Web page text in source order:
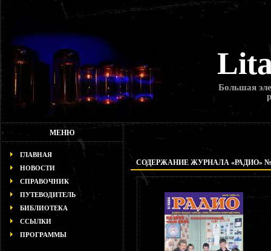
Большая
МЕНЮ
ГЛАВНАЯ
НОВОСТИ
СПРАВОЧНИК
ПУТЕВОДИТЕЛЬ
БИБЛИОТЕКА
ССЫЛКИ
ПРОГРАММЫ
СОДЕРЖАНИЕ ЖУРНАЛА «РАДИО» №